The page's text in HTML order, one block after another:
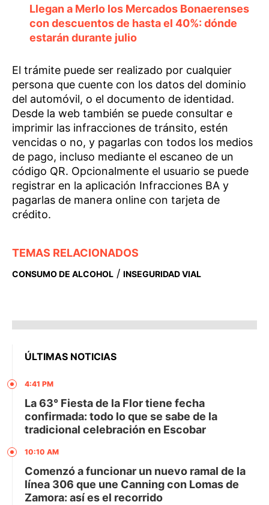
Llegan a Merlo los Mercados Bonaerenses
con descuentos de hasta el 40%: dónde
estarán durante julio
El trámite puede ser realizado por cualquier
persona que cuente con los datos del dominio
del automóvil, o el documento de identidad.
Desde la web también se puede consultar e
imprimir las infracciones de tránsito, estén
vencidas o no, y pagarlas con todos los medios
de pago, incluso mediante el escaneo de un
código QR. Opcionalmente el usuario se puede
registrar en la aplicación Infracciones BA y
pagarlas de manera online con tarjeta de
crédito.
TEMAS RELACIONADOS
CONSUMO DE ALCOHOL / INSEGURIDAD VIAL
ÚLTIMAS NOTICIAS
4:41 PM
La 63° Fiesta de la Flor tiene fecha
confirmada: todo lo que se sabe de la
tradicional celebración en Escobar
10:10 AM
Comenzó a funcionar un nuevo ramal de la
línea 306 que une Canning con Lomas de
Zamora: así es el recorrido